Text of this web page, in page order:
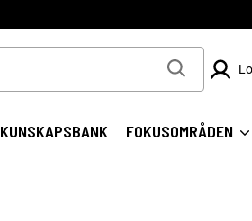
KUNSKAPSBANK FOKUSOMRÅDEN